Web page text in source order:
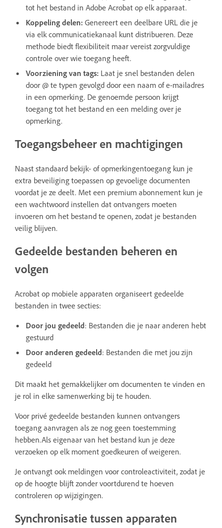
tot het bestand in Adobe Acrobat op elk apparaat.
Koppeling delen: Genereert een deelbare URL die je
via elk communicatiekanaal kunt distribueren. Deze
methode biedt flexibiliteit maar vereist zorgvuldige
controle over wie toegang heeft.
Voorziening van tags: Laat je snel bestanden delen
door @ te typen gevolgd door een naam of e-mailadres
in een opmerking. De genoemde persoon krijgt
toegang tot het bestand en een melding over je
opmerking.
Toegangsbeheer en machtigingen
Naast standaard bekijk- of opmerkingentoegang kun je
extra beveiliging toepassen op gevoelige documenten
voordat je ze deelt. Met een premium abonnement kun je
een wachtwoord instellen dat ontvangers moeten
invoeren om het bestand te openen, zodat je bestanden
veilig blijven.
Gedeelde bestanden beheren en
volgen
Acrobat op mobiele apparaten organiseert gedeelde
bestanden in twee secties:
Door jou gedeeld: Bestanden die je naar anderen hebt
gestuurd
Door anderen gedeeld: Bestanden die met jou zijn
gedeeld
Dit maakt het gemakkelijker om documenten te vinden en
je rol in elke samenwerking bij te houden.
Voor privé gedeelde bestanden kunnen ontvangers
toegang aanvragen als ze nog geen toestemming
hebben.Als eigenaar van het bestand kun je deze
verzoeken op elk moment goedkeuren of weigeren.
Je ontvangt ook meldingen voor controleactiviteit, zodat je
op de hoogte blijft zonder voortdurend te hoeven
controleren op wijzigingen.
Synchronisatie tussen apparaten